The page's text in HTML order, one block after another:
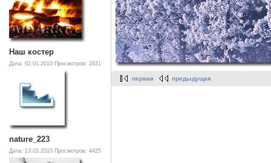
Наш костер
Дата: 02.01.2010 Просмотров: 2831
nature_223
Дата: 13.03.2010 Просмотров: 4425
первая предыдущая